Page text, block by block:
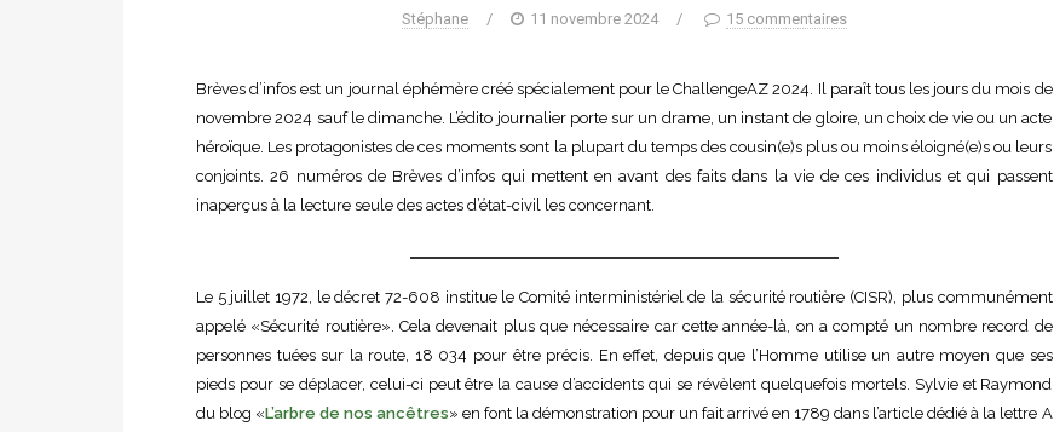
Stéphane / 11 novembre 2024 / 15 commentaires
Brèves d’infos est un journal éphémère créé spécialement pour le ChallengeAZ 2024. Il paraît tous les jours du mois de
novembre 2024 sauf le dimanche. L’édito journalier porte sur un drame, un instant de gloire, un choix de vie ou un acte
héroïque. Les protagonistes de ces moments sont la plupart du temps des cousin(e)s plus ou moins éloigné(e)s ou leurs
conjoints. 26 numéros de Brèves d’infos qui mettent en avant des faits dans la vie de ces individus et qui passent
inaperçus à la lecture seule des actes d’état-civil les concernant.
Le 5 juillet 1972, le décret 72-608 institue le Comité interministériel de la sécurité routière (CISR), plus communément
appelé «Sécurité routière». Cela devenait plus que nécessaire car cette année-là, on a compté un nombre record de
personnes tuées sur la route, 18 034 pour être précis. En effet, depuis que l’Homme utilise un autre moyen que ses
pieds pour se déplacer, celui-ci peut être la cause d’accidents qui se révèlent quelquefois mortels. Sylvie et Raymond
du blog «L’arbre de nos ancêtres» en font la démonstration pour un fait arrivé en 1789 dans l’article dédié à la lettre A